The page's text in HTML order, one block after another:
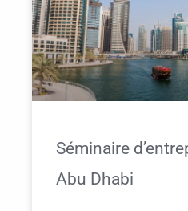
Séminaire
Abu Dhabi